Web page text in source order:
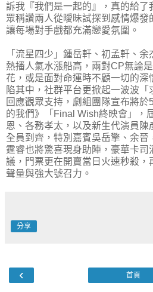
訴我『我們是一起的』，真的給了
眾稱讚兩人從曖昧試探到感情爆發
讓每場對手戲都充滿戀愛氛圍。
「流星四少」鍾岳軒、初孟軒、
熱播人氣水漲船高，兩對CP無論
花，或是面對命運時不顧一切的深
陷其中，社群平台更掀起一波波
回應觀眾支持，劇組團隊宣布將
的我們》「Final Wish終映會」，
恩、各務孝太，以及新生代演員陳
全員到齊，特別嘉賓吳岳擎、余晉
霆睿也將驚喜現身助陣，豪華卡司
議，門票更在開賣當日火速秒殺，
聲量與強大號召力。
分享
‹ 首頁